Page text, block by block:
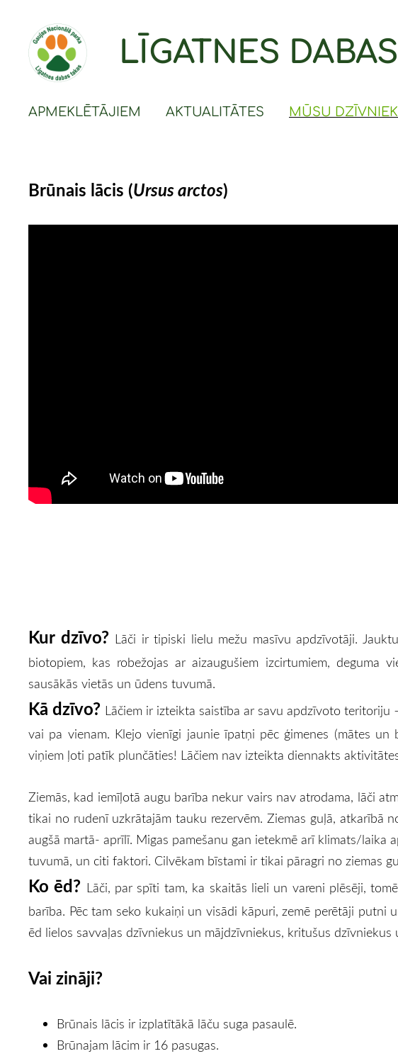
LĪGATNES
APMEKLĒTĀJIEM AKTUALITĀTES MŪSU DZĪVNIEKI
Brūnais lācis (Ursus arctos)
Kur dzīvo? Lāči ir tipiski lielu mežu masīvu apdzīvotāji.
biotopiem, kas robežojas ar aizaugušiem izcirtumiem, deguma
sausākās vietās un ūdens tuvumā.
Kā dzīvo? Lāčiem ir izteikta saistība ar savu apdzīvoto teritoriju
vai pa vienam. Klejo vienīgi jaunie īpatņi pēc ģimenes (mātes
viņiem ļoti patīk plunčāties! Lāčiem nav izteikta diennakts
Ziemās, kad iemīļotā augu barība nekur vairs nav atrodama, lāči
tikai no rudenī uzkrātajām tauku rezervēm. Ziemas guļā, atkarībā
augšā martā- aprīlī. Migas pamešanu gan ietekmē arī klimats/laika
tuvumā, un citi faktori. Cilvēkam bīstami ir tikai pāragri no ziemas
Ko ēd? Lāči, par spīti tam, ka skaitās lieli un vareni plēsēji,
barība. Pēc tam seko kukaiņi un visādi kāpuri, zemē perētāji putni
ēd lielos savvaļas dzīvniekus un mājdzīvniekus, kritušus dzīvniekus
Vai zināji?
Brūnais lācis ir izplatītākā lāču suga pasaulē.
Brūnajam lācim ir 16 pasugas.